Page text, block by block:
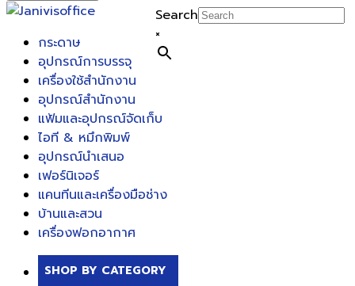
Search
×
กระดาษ
อุปกรณ์การบรรจุ
เครื่องใช้สำนักงาน
อุปกรณ์สำนักงาน
แฟ้มและอุปกรณ์จัดเก็บ
ไอที & หมึกพิมพ์
อุปกรณ์นำเสนอ
เฟอร์นิเจอร์
แคนทีนและเครื่องมือช่าง
บ้านและสวน
เครื่องฟอกอากาศ
SHOP BY CATEGORY